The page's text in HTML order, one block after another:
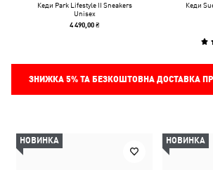
Кеди Park Lifestyle II Sneakers
Unisex
4 490,00 ₴
Кеди
ЗНИЖКА 5%ТА БЕЗКОШТОВНА ДОСТАВКА
НОВИНКА НОВИНКА